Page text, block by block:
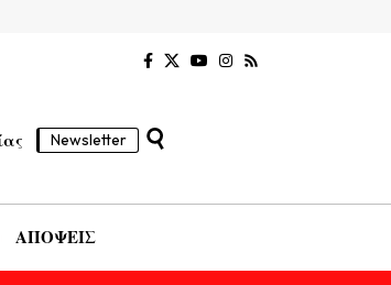
Newsletter
ΑΠΟΨΕΙΣ